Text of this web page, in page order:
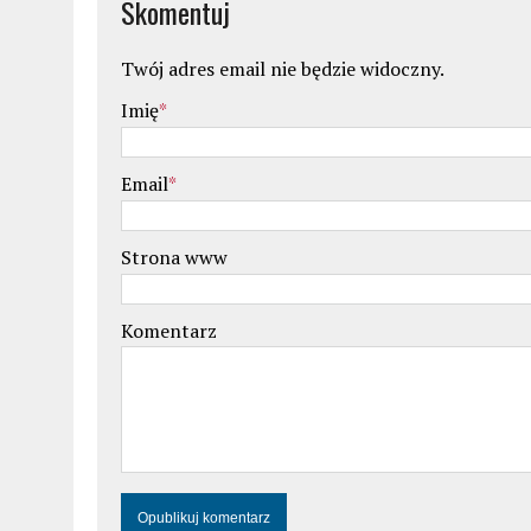
Skomentuj
Twój adres email nie będzie widoczny.
Imię*
Email*
Strona www
Komentarz